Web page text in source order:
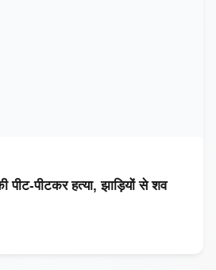
पीटकर हत्या, झाड़ियों से शव